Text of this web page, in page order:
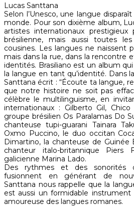
Lucas Santtana
Selon l’Unesco, une langue
monde. Pour son dixième album,
artistes internationaux
brésilienne, mais aussi toutes
cousines. Les langues ne naissent
mais dans la rue, dans la rencontre
identités. Brasiliano est un album
la langue en tant qu’identité. Dans
Santtana écrit : “Écoute ta langue,
que notre histoire ne soit pas
célèbre le multilinguisme, en
internationaux : Gilberto Gil, Chico
groupe brésilien Os Paralamas Do
chanteuse tupi-guarani Tainara
Oxmo Puccino, le duo occitan
Dimartino, la chanteuse de Guinée
chanteur italo-britannique Piers
galicienne Marina Lado.
Des rythmes et des sonorités
fusionnent en générant de
Santtana nous rappelle que la
est aussi un formidable
amoureuse des langues romanes.